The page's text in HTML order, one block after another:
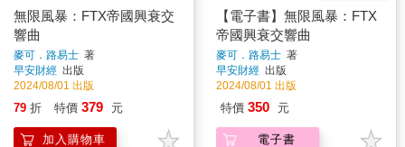
無限風暴：FTX帝國興衰交
響曲
麥可．路易士 著
早安財經 出版
2024/08/01 出版
79 折 特價 379 元
加入購物車
【電子書】無限風暴：FTX
帝國興衰交響曲
麥可．路易士 著
早安財經 出版
2024/08/01 出版
特價 350 元
電子書